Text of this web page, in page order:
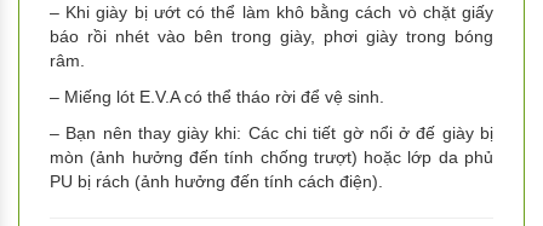
– Khi giày bị ướt có thể làm khô bằng cách vò chặt giấy
báo rồi nhét vào bên trong giày, phơi giày trong bóng
râm.
– Miếng lót E.V.A có thể tháo rời để vệ sinh.
– Bạn nên thay giày khi: Các chi tiết gờ nổi ở đế giày bị
mòn (ảnh hưởng đến tính chống trượt) hoặc lớp da phủ
PU bị rách (ảnh hưởng đến tính cách điện).